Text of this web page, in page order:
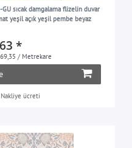
sıcak damgalama flizelin duvar
yeşil açık yeşil pembe beyaz
*
/ Metrekare
Nakliye ücreti